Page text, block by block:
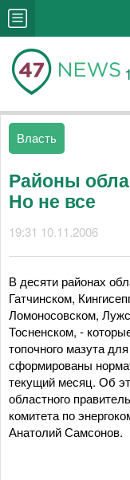
Власть
Районы
Но не все
19:31 10.11.2006
В десяти районах
Гатчинском,
Ломоносовском,
Тосненском, -
топочного мазута
сформированы
текущий месяц. Об
областного
комитета по
Анатолий Самсонов.